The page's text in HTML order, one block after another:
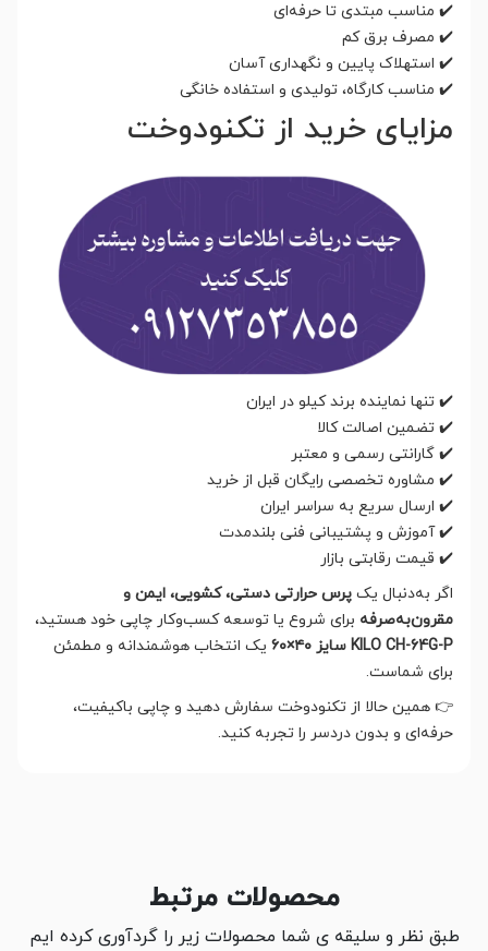
✔️ مناسب مبتدی تا حرفه‌ای
✔️ مصرف برق کم
✔️ استهلاک پایین و نگهداری آسان
✔️ مناسب کارگاه، تولیدی و استفاده خانگی
مزایای خرید از تکنودوخت
✔️ تنها نماینده برند کیلو در ایران
✔️ تضمین اصالت کالا
✔️ گارانتی رسمی و معتبر
✔️ مشاوره تخصصی رایگان قبل از خرید
✔️ ارسال سریع به سراسر ایران
✔️ آموزش و پشتیبانی فنی بلندمدت
✔️ قیمت رقابتی بازار
اگر به‌دنبال یک پرس حرارتی دستی، کشویی، ایمن و
مقرون‌به‌صرفه برای شروع یا توسعه کسب‌وکار چاپی خود هستید،
KILO CH-64G-P سایز ۴۰×۶۰
یک انتخاب هوشمندانه و مطمئن
برای شماست.
👉 همین حالا از تکنودوخت سفارش دهید و چاپی باکیفیت،
حرفه‌ای و بدون دردسر را تجربه کنید.
محصولات مرتبط
طبق نظر و سلیقه ی شما محصولات زیر را گردآوری کرده ایم